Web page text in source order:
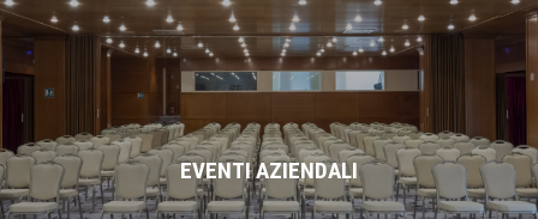
EVENTI AZIENDALI